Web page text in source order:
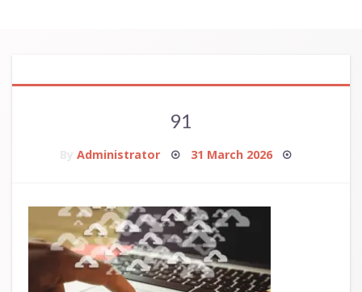
91
ByAdministrator Posted
31 March 2026